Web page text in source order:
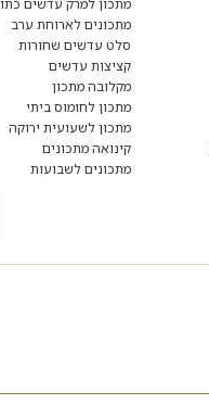
מתכון למרק עדשים
מתכונים לארוחת ערב
סלט עדשים שחורות
קציצות עדשים
מקלובה מתכון
מתכון לחומוס ביתי
מתכון לשעועית ירוקה
קינואה מתכונים
מתכונים לשבועות